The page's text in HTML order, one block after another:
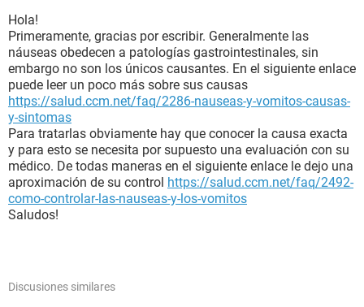
Hola!
Primeramente, gracias por escribir. Generalmente las
náuseas obedecen a patologías gastrointestinales, sin
embargo no son los únicos causantes. En el siguiente enlace
puede leer un poco más sobre sus causas
https://salud.ccm.net/faq/2286-nauseas-y-vomitos-causas-
y-sintomas
Para tratarlas obviamente hay que conocer la causa exacta
y para esto se necesita por supuesto una evaluación con su
médico. De todas maneras en el siguiente enlace le dejo una
aproximación de su control https://salud.ccm.net/faq/2492-
como-controlar-las-nauseas-y-los-vomitos
Saludos!
Discusiones similares